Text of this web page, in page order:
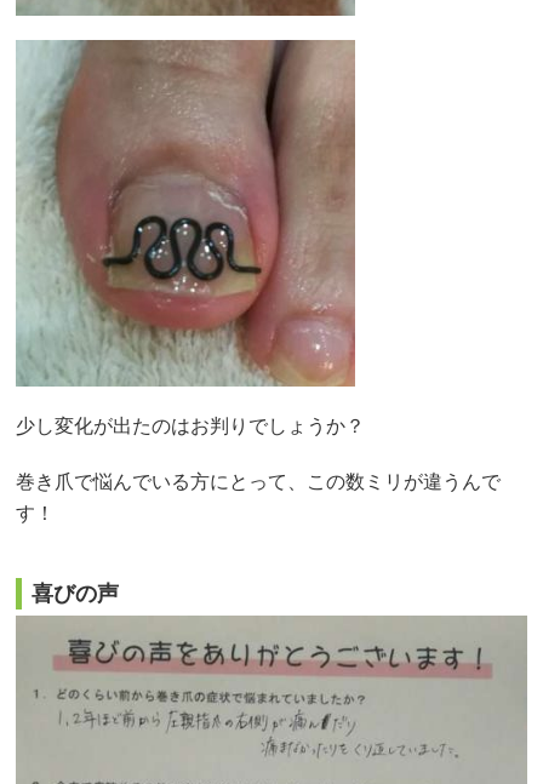
少し変化が出たのはお判りでしょうか？
巻き爪で悩んでいる方にとって、この数ミリが違うんで
す！
喜びの声